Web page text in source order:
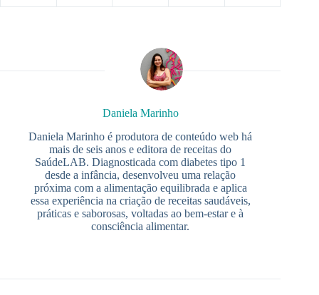
Daniela Marinho
Daniela Marinho é produtora de conteúdo web há
mais de seis anos e editora de receitas do
SaúdeLAB. Diagnosticada com diabetes tipo 1
desde a infância, desenvolveu uma relação
próxima com a alimentação equilibrada e aplica
essa experiência na criação de receitas saudáveis,
práticas e saborosas, voltadas ao bem-estar e à
consciência alimentar.